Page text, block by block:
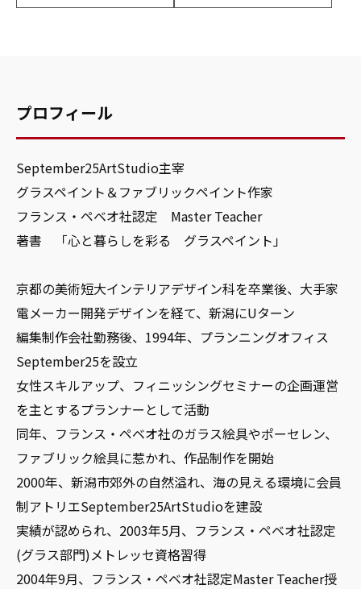
プロフィール
September25ArtStudio主宰
グラスペイント＆ファブリックペイント作家
フランス・ペベオ社認定 Master Teacher
著書 「心と暮らしを彩る グラスペイント」
京都の美術短大インテリアデザイン科を卒業後、大手家
電メーカー開発デザインを経て、新潟にUターン
編集制作会社勤務後、1994年、プランニングオフィス
September25を設立
女性スキルアップ、フィニッシングセミナーの企画運営
を主とするプランナーとして活動
同年、フランス・ペベオ社のガラス絵具やポーセレン、
ファブリック絵具に惹かれ、作品制作を開始
2000年、新潟市郊外の自然溢れ、海の見える環境に会員
制アトリエSeptember25ArtStudioを建設
実績が認められ、2003年5月、フランス・ペベオ社認定
(グラス部門)メトレッセ資格習得
2004年9月、フランス・ペベオ社認定Master Teacher授